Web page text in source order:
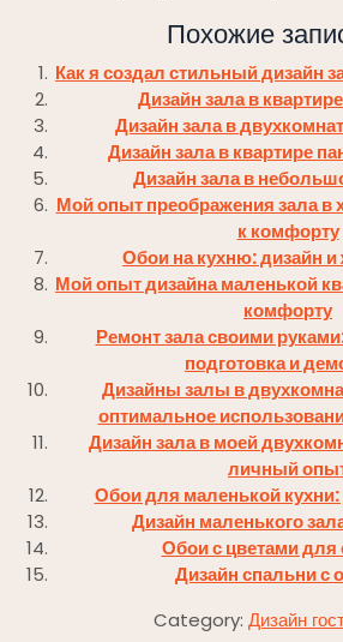
Похожие
Как я создал стильный дизайн
Дизайн зала в
Дизайн зала в
Дизайн зала в квартире
Дизайн зала в
Мой опыт преображения зала в
к комфорту
Обои на кухню: дизайн
Мой опыт дизайна маленькой
комфорту
Ремонт зала своими
подготовка и
Дизайны залы в
оптимальное
Дизайн зала в моей
личный
Обои для маленькой
Дизайн маленького
Обои с цветами для
Дизайн спальни с
Category: Дизайн